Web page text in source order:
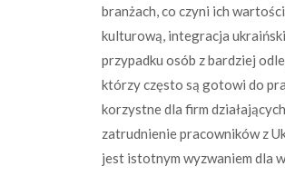
branżach, co czyni ich
kulturową, integracja
przypadku osób z bardziej
którzy często są gotowi do
korzystne dla firm
zatrudnienie pracowników z
jest istotnym wyzwaniem dla